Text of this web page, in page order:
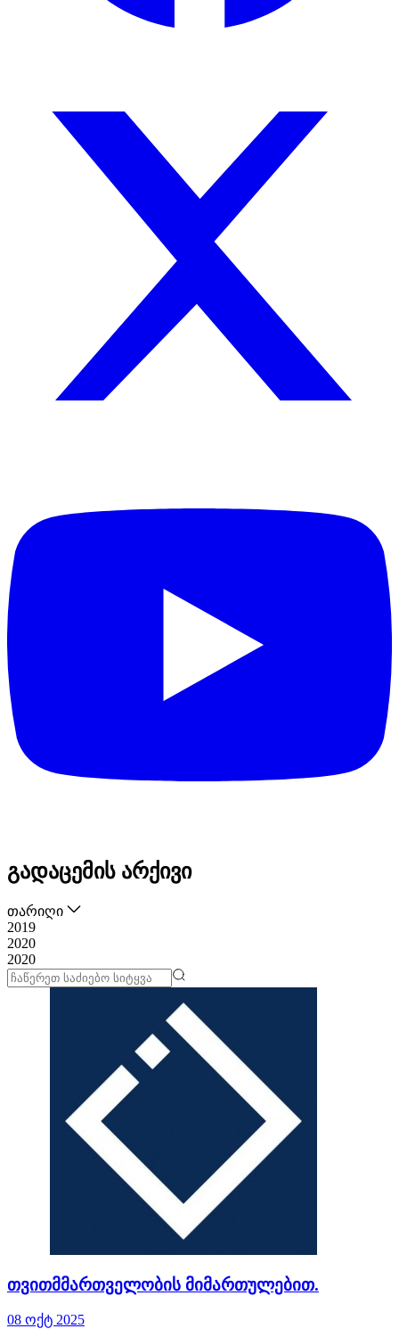
გადაცემის არქივი
თარიღი
2019
2020
2020
თვითმმართველობის მიმართულებით.
08 ოქტ 2025